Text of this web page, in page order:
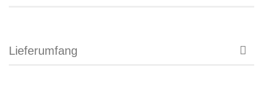
Lieferumfang